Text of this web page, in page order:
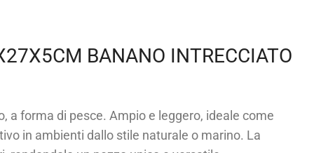
BANANO INTRECCIATO
a forma di pesce. Ampio e leggero, ideale come
in ambienti dallo stile naturale o marino. La